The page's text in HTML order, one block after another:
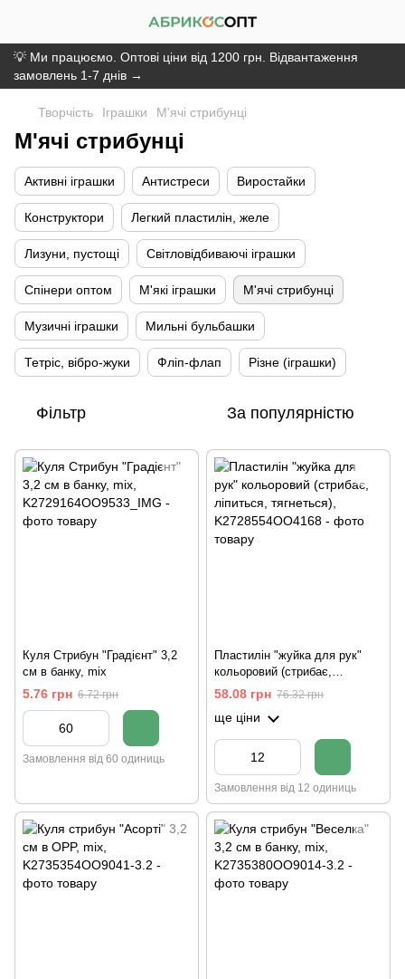
💡 Ми працюємо. Оптові ціни від 1200 грн. Відвантаження
замовлень 1-7 днів →
Творчість Іграшки М'ячі стрибунці
М'ячі стрибунці
Активні іграшки Антистреси Виростайки
Конструктори Легкий пластилін, желе
Лизуни, пустощі Світловідбиваючі іграшки
Спінери оптом М'які іграшки М'ячі стрибунці
Музичні іграшки Мильні бульбашки
Тетріс, вібро-жуки Фліп-флап Різне (іграшки)
Фільтр За популярністю
Куля Стрибун "Градієнт" 3,2
см в банку, mix
5.76 грн 6.72 грн
Замовлення від 60 одиниць
Пластилін "жуйка для рук"
кольоровий (стрибає,
ліпиться, тягнеться)
58.08 грн 76.32 грн
ще ціни
Замовлення від 12 одиниць